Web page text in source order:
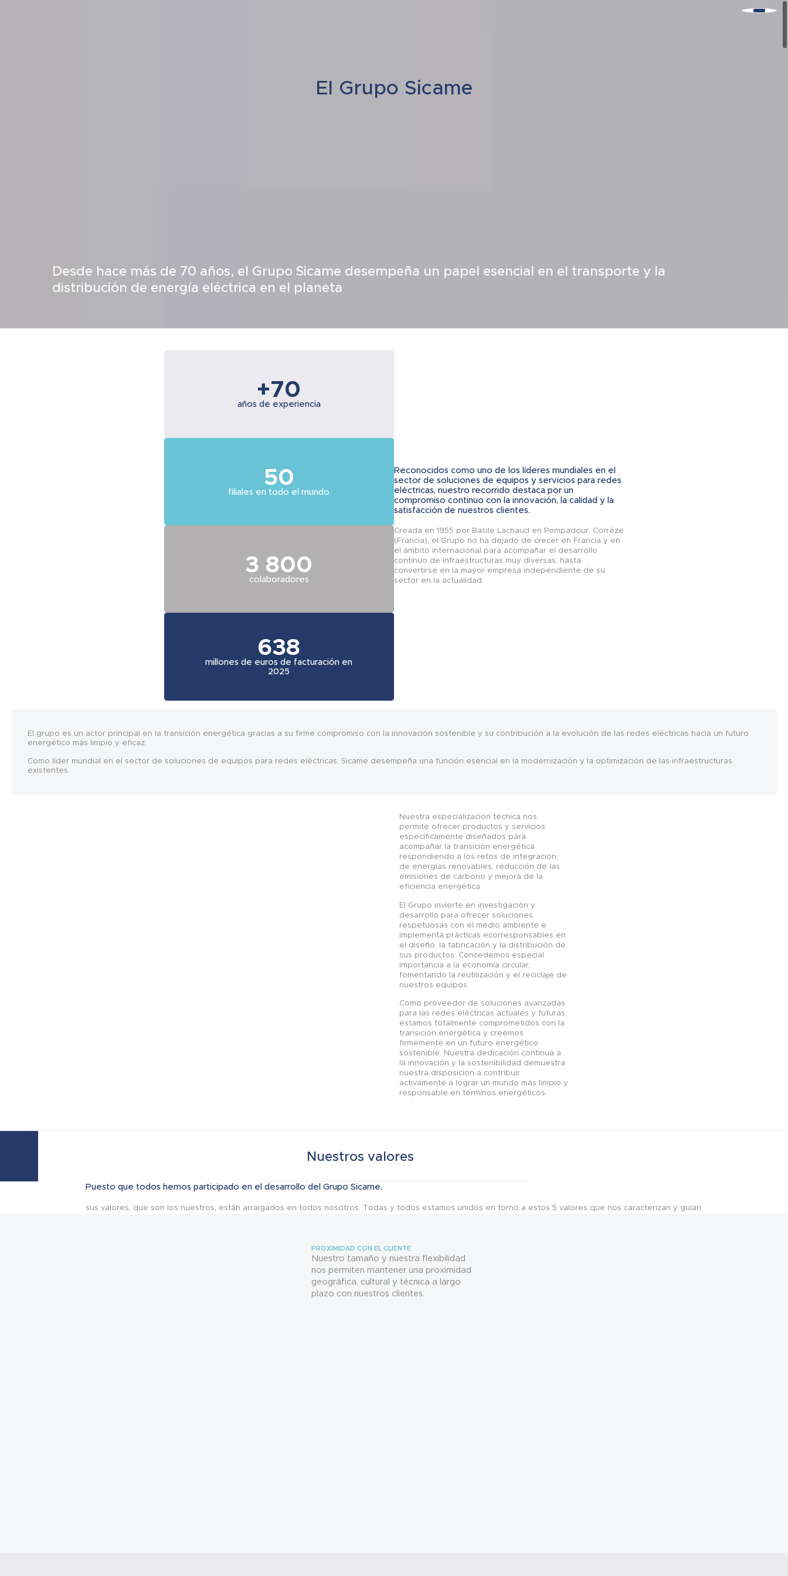
El Grupo Sicame
Desde hace más de 70 años, el Grupo Sicame desempeña un papel esencial en el transporte y la
distribución de energía eléctrica en el planeta
+70
años de experiencia
50
filiales en todo el mundo
3 800
colaboradores
638
millones de euros de facturación en
2025
Reconocidos como uno de los líderes mundiales en el
sector de soluciones de equipos y servicios para redes
eléctricas, nuestro recorrido destaca por un
compromiso continuo con la innovación, la calidad y la
satisfacción de nuestros clientes.
Creada en 1955 por Basile Lachaud en Pompadour, Corrèze
(Francia), el Grupo no ha dejado de crecer en Francia y en
el ámbito internacional para acompañar el desarrollo
continuo de infraestructuras muy diversas, hasta
convertirse en la mayor empresa independiente de su
sector en la actualidad.
El grupo es un actor principal en la transición energética gracias a su firme compromiso con la innovación sostenible y su contribución a la evolución de las redes eléctricas hacia un futuro
energético más limpio y eficaz.
Como líder mundial en el sector de soluciones de equipos para redes eléctricas, Sicame desempeña una función esencial en la modernización y la optimización de las infraestructuras
existentes.
Nuestra especialización técnica nos
permite ofrecer productos y servicios
específicamente diseñados para
acompañar la transición energética
respondiendo a los retos de integración
de energías renovables, reducción de las
emisiones de carbono y mejora de la
eficiencia energética.
El Grupo invierte en investigación y
desarrollo para ofrecer soluciones
respetuosas con el medio ambiente e
implementa prácticas ecorresponsables en
el diseño, la fabricación y la distribución de
sus productos. Concedemos especial
importancia a la economía circular,
fomentando la reutilización y el reciclaje de
nuestros equipos.
Como proveedor de soluciones avanzadas
para las redes eléctricas actuales y futuras,
estamos totalmente comprometidos con la
transición energética y creemos
firmemente en un futuro energético
sostenible. Nuestra dedicación continua a
la innovación y la sostenibilidad demuestra
nuestra disposición a contribuir
activamente a lograr un mundo más limpio y
responsable en términos energéticos.
Nuestros valores
Puesto que todos hemos participado en el desarrollo del Grupo Sicame,
sus valores, que son los nuestros, están arraigados en todos nosotros. Todas y todos estamos unidos en torno a estos 5 valores que nos caracterizan y guían.
PROXIMIDAD CON EL CLIENTE
Nuestro tamaño y nuestra flexibilidad
nos permiten mantener una proximidad
geográfica, cultural y técnica a largo
plazo con nuestros clientes.